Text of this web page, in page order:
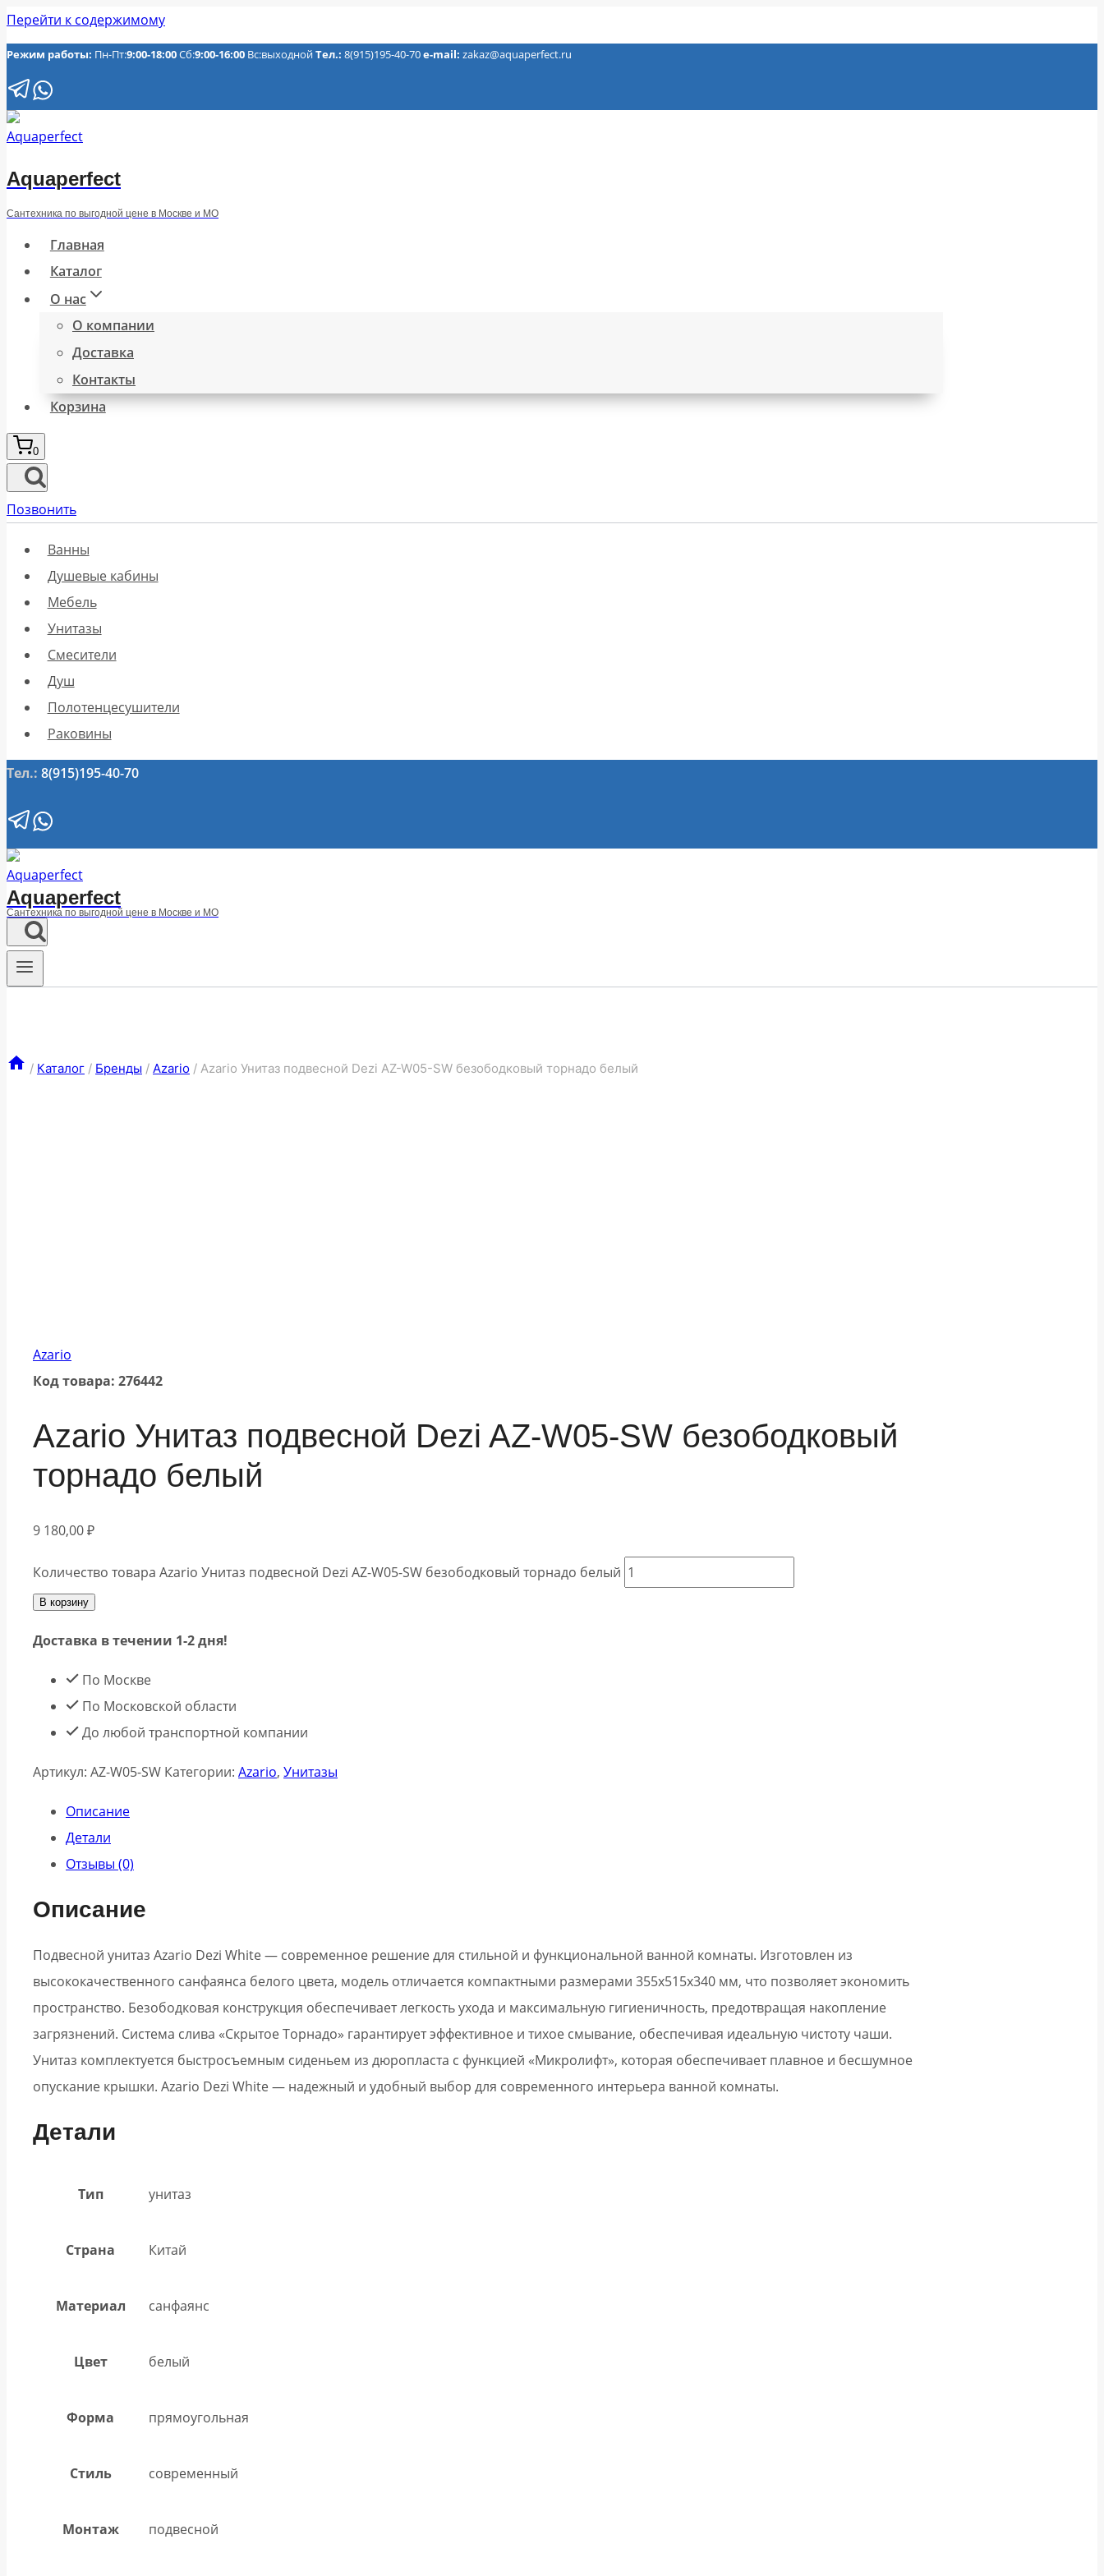
Перейти к содержимому
Режим работы: Пн-Пт:9:00-18:00Сб:9:00-16:00 Вс:выходнойТел.: 8(915)195-40-70e-mail: zakaz@aquaperfect.ru
Aquaperfect
Сантехника по выгодной цене в Москве и МО
Главная
Каталог
О нас
О компании
Доставка
Контакты
Корзина
0
Позвонить
Ванны
Душевые кабины
Мебель
Унитазы
Смесители
Душ
Полотенцесушители
Раковины
Тел.: 8(915)195-40-70
Aquaperfect
Сантехника по выгодной цене в Москве и МО
/ Каталог / Бренды / Azario / Azario Унитаз подвесной Dezi AZ-W05-SW безободковый торнадо белый
Azario
Код товара: 276442
Azario Унитаз подвесной Dezi AZ-W05-SW безободковый
торнадо белый
9 180,00₽
Количество товара Azario Унитаз подвесной Dezi AZ-W05-SW безободковый торнадо белый
В корзину
Доставка в течении 1-2 дня!
По Москве
По Московской области
До любой транспортной компании
Артикул: AZ-W05-SW Категории: Azario, Унитазы
Описание
Детали
Отзывы (0)
Описание
Подвесной унитаз Azario Dezi White — современное решение для стильной и функциональной ванной комнаты. Изготовлен из
высококачественного санфаянса белого цвета, модель отличается компактными размерами 355х515х340 мм, что позволяет экономить
пространство. Безободковая конструкция обеспечивает легкость ухода и максимальную гигиеничность, предотвращая накопление
загрязнений. Система слива «Скрытое Торнадо» гарантирует эффективное и тихое смывание, обеспечивая идеальную чистоту чаши.
Унитаз комплектуется быстросъемным сиденьем из дюропласта с функцией «Микролифт», которая обеспечивает плавное и бесшумное
опускание крышки. Azario Dezi White — надежный и удобный выбор для современного интерьера ванной комнаты.
Детали
Тип унитаз
Страна Китай
Материал санфаянс
Цвет белый
Форма прямоугольная
Стиль современный
Монтаж подвесной